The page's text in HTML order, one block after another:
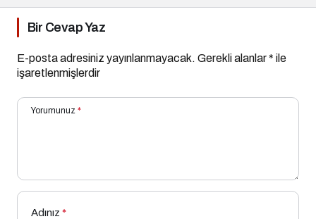
Bir Cevap Yaz
E-posta adresiniz yayınlanmayacak. Gerekli alanlar* ile
işaretlenmişlerdir
Yorumunuz *
Adınız *